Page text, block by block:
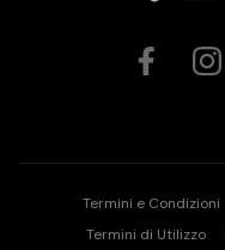
Termini e Condizioni
Termini di Utilizzo